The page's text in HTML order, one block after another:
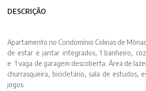
DESCRIÇÃO
Apartamento no Condomínio Colinas de
de estar e jantar integrados, 1 banheiro,
e 1 vaga de garagem descoberta. Área de
churrasqueira, bicicletário, sala de estudos,
jogos.